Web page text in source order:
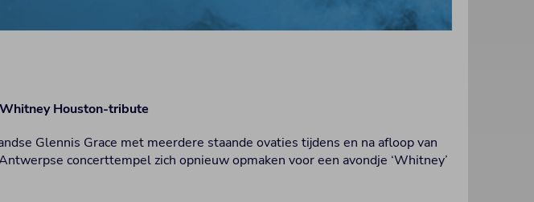
Houston-tribute
Glennis Grace met meerdere staande ovaties tijdens en na afloop van
concerttempel zich opnieuw opmaken voor een avondje ‘Whitney’